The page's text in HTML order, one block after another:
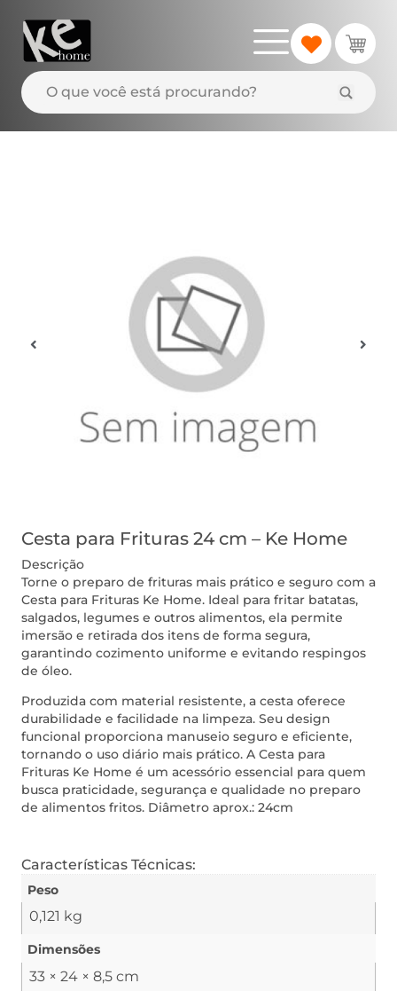
Cesta para Frituras 24 cm – Ke Home
Descrição
Torne o preparo de frituras mais prático e seguro com a
Cesta para Frituras Ke Home. Ideal para fritar batatas,
salgados, legumes e outros alimentos, ela permite
imersão e retirada dos itens de forma segura,
garantindo cozimento uniforme e evitando respingos
de óleo.
Produzida com material resistente, a cesta oferece
durabilidade e facilidade na limpeza. Seu design
funcional proporciona manuseio seguro e eficiente,
tornando o uso diário mais prático. A Cesta para
Frituras Ke Home é um acessório essencial para quem
busca praticidade, segurança e qualidade no preparo
de alimentos fritos. Diâmetro aprox.: 24cm
Características Técnicas:
Peso
0,121 kg
Dimensões
33 × 24 × 8,5 cm